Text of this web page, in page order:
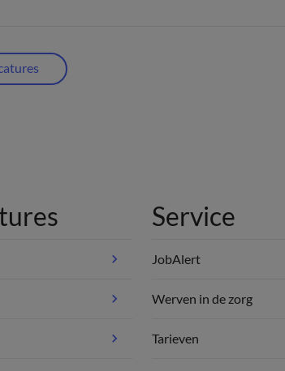
Service
JobAlert
Werven in de zorg
Tarieven